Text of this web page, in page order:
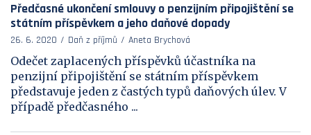
Předčasné ukončení smlouvy o penzijním připojištění se
státním příspěvkem a jeho daňové dopady
26. 6. 2020 Daň z příjmů Aneta Brychová
Odečet zaplacených příspěvků účastníka na
penzijní připojištění se státním příspěvkem
představuje jeden z častých typů daňových úlev. V
případě předčasného ...